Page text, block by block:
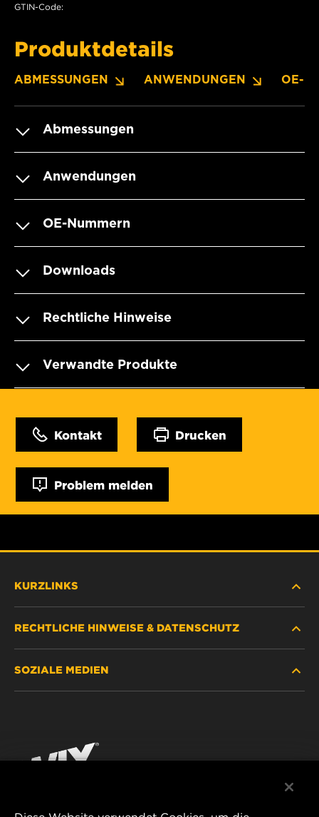
GTIN-Code:
Produktdetails
ABMESSUNGEN ANWENDUNGEN OE-
Abmessungen
Anwendungen
OE-Nummern
Downloads
Rechtliche Hinweise
Verwandte Produkte
Kontakt Drucken
Problem melden
KURZLINKS
HÄNDLERSUCHE
KONTAKT
RECHTLICHE HINWEISE & DATENSCHUTZ
IMPRESSUM
SOZIALE MEDIEN
YouTube